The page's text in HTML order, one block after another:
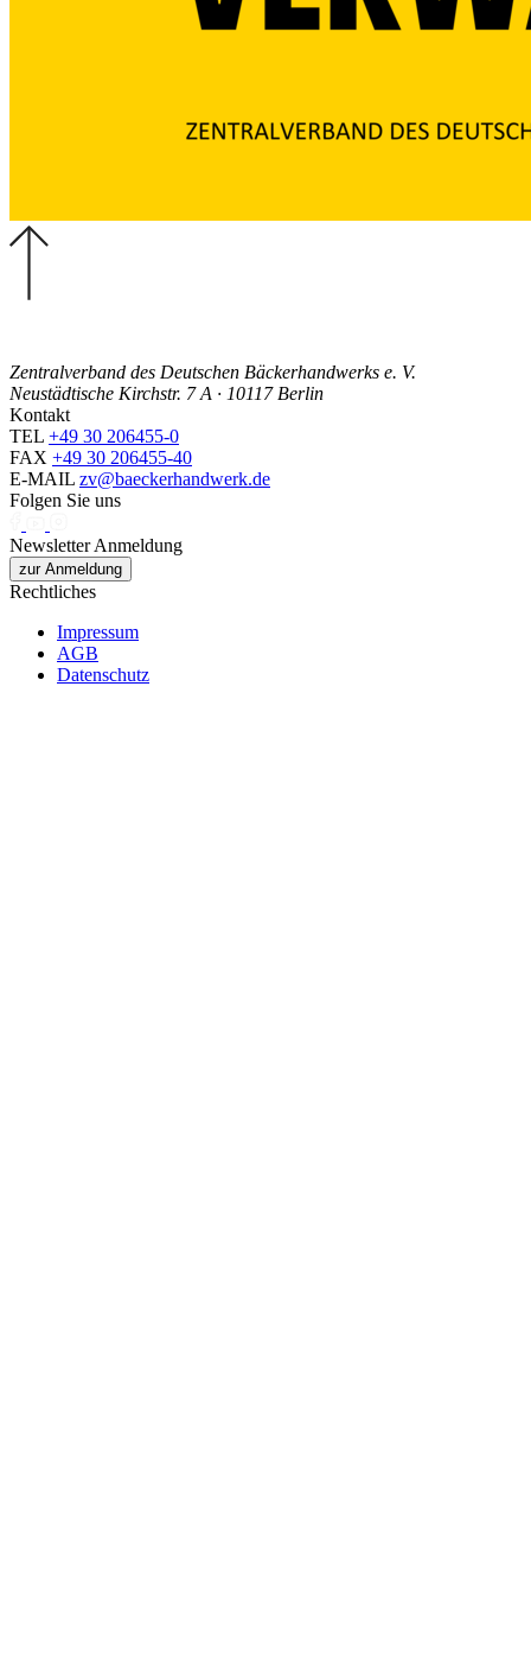
Zentralverband des Deutschen Bäckerhandwerks e. V.
Neustädtische Kirchstr. 7 A · 10117 Berlin
Kontakt
TEL +49 30 206455-0
FAX +49 30 206455-40
E-MAIL zv@baeckerhandwerk.de
Folgen Sie uns
Newsletter Anmeldung
zur Anmeldung
Rechtliches
Impressum
AGB
Datenschutz